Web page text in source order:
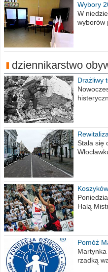
Wybory
procent
W
wyborów
dziennikarstwo
Drażliwy
Stała
Halą
Pomóż
rzadką